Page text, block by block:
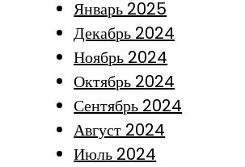
Январь 2025
Декабрь 2024
Ноябрь 2024
Октябрь 2024
Сентябрь 2024
Август 2024
Июль 2024